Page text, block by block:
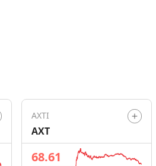
AXTI
AXT
68.61